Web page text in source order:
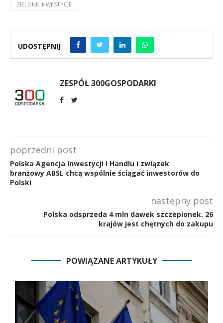
ZIELONE INWESTYCJE
UDOSTĘPNIJ
ZESPÓŁ 300GOSPODARKI
poprzedni post
Polska Agencja Inwestycji i Handlu i związek
branżowy ABSL chcą wspólnie ściągać inwestorów do
Polski
następny post
Polska odsprzeda 4 mln dawek szczepionek. 26
krajów jest chętnych do zakupu
POWIĄZANE ARTYKUŁY